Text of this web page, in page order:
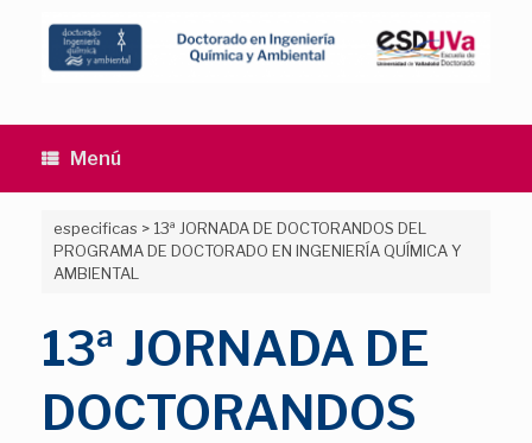
contenido
Menú
especificas > 13ª JORNADA DE DOCTORANDOS DEL
PROGRAMA DE DOCTORADO EN INGENIERÍA QUÍMICA Y
AMBIENTAL
13ª JORNADA DE
DOCTORANDOS